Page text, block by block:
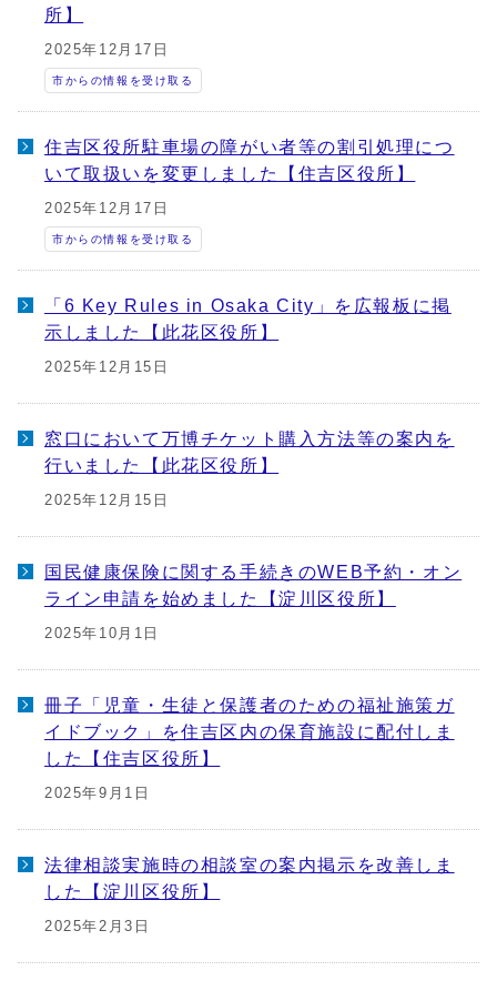
所】
2025年12月17日
市からの情報を受け取る
住吉区役所駐車場の障がい者等の割引処理につ
いて取扱いを変更しました【住吉区役所】
2025年12月17日
市からの情報を受け取る
「6 Key Rules in Osaka City」を広報板に掲
示しました【此花区役所】
2025年12月15日
窓口において万博チケット購入方法等の案内を
行いました【此花区役所】
2025年12月15日
国民健康保険に関する手続きのWEB予約・オン
ライン申請を始めました【淀川区役所】
2025年10月1日
冊子「児童・生徒と保護者のための福祉施策ガ
イドブック」を住吉区内の保育施設に配付しま
した【住吉区役所】
2025年9月1日
法律相談実施時の相談室の案内掲示を改善しま
した【淀川区役所】
2025年2月3日